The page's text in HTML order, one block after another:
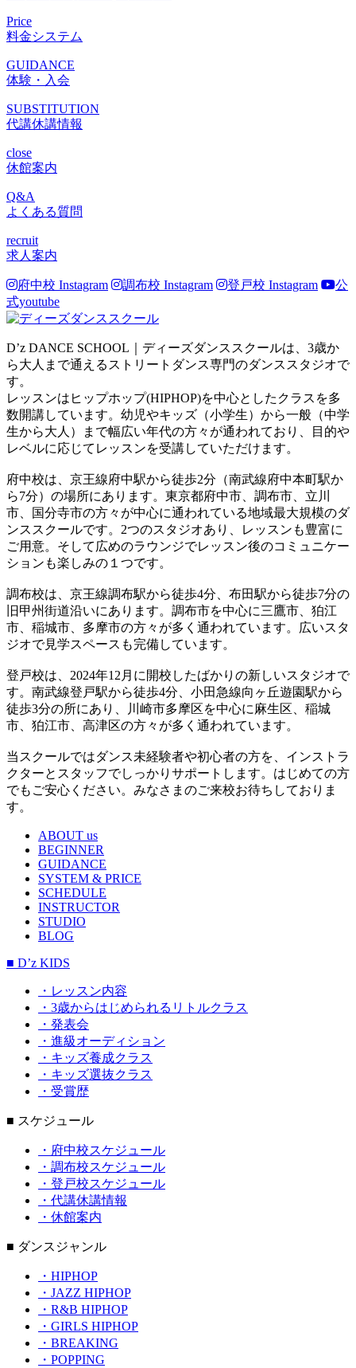
Price
料金システム
GUIDANCE
体験・入会
SUBSTITUTION
代講休講情報
close
休館案内
Q&A
よくある質問
recruit
求人案内
府中校 Instagram 調布校 Instagram 登戸校 Instagram
公
式youtube
D’z DANCE SCHOOL｜ディーズダンススクールは、3歳か
ら大人まで通えるストリートダンス専門のダンススタジオで
す。
レッスンはヒップホップ(HIPHOP)を中心としたクラスを多
数開講しています。幼児やキッズ（小学生）から一般（中学
生から大人）まで幅広い年代の方々が通われており、目的や
レベルに応じてレッスンを受講していただけます。
府中校は、京王線府中駅から徒歩2分（南武線府中本町駅か
ら7分）の場所にあります。東京都府中市、調布市、立川
市、国分寺市の方々が中心に通われている地域最大規模のダ
ンススクールです。2つのスタジオあり、レッスンも豊富に
ご用意。そして広めのラウンジでレッスン後のコミュニケー
ションも楽しみの１つです。
調布校は、京王線調布駅から徒歩4分、布田駅から徒歩7分の
旧甲州街道沿いにあります。調布市を中心に三鷹市、狛江
市、稲城市、多摩市の方々が多く通われています。広いスタ
ジオで見学スペースも完備しています。
登戸校は、2024年12月に開校したばかりの新しいスタジオで
す。南武線登戸駅から徒歩4分、小田急線向ヶ丘遊園駅から
徒歩3分の所にあり、川崎市多摩区を中心に麻生区、稲城
市、狛江市、高津区の方々が多く通われています。
当スクールではダンス未経験者や初心者の方を、インストラ
クターとスタッフでしっかりサポートします。はじめての方
でもご安心ください。みなさまのご来校お待ちしておりま
す。
ABOUT us
BEGINNER
GUIDANCE
SYSTEM & PRICE
SCHEDULE
INSTRUCTOR
STUDIO
BLOG
■ D’z KIDS
・レッスン内容
・3歳からはじめられるリトルクラス
・発表会
・進級オーディション
・キッズ養成クラス
・キッズ選抜クラス
・受賞歴
■ スケジュール
・府中校スケジュール
・調布校スケジュール
・登戸校スケジュール
・代講休講情報
・休館案内
■ ダンスジャンル
・HIPHOP
・JAZZ HIPHOP
・R&B HIPHOP
・GIRLS HIPHOP
・BREAKING
・POPPING